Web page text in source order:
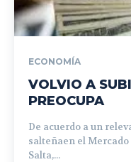
ECONOMÍA
VOLVIO A
PREOCUPA
De acuerdo a un
salteñaen el Mercado
Salta,...